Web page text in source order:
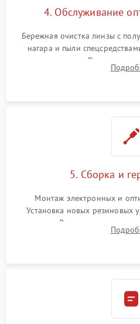
4. Обслуживание
Бережная очистка линзы с
нагара и пыли
замена стекла.
резьбовых элементов в
5. Сборка и
Монтаж электронных и
Установка новых резиновых
герметика. Для закрытых
заполнение инертным газом